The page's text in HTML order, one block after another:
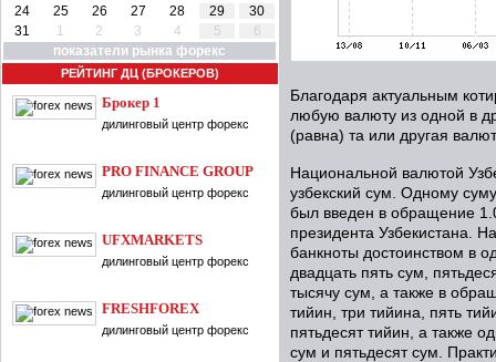
24
25 26 27 28 29
30
31
1 2 3 4 5
6
показатели рынка форекс
РЕЙТИНГ ДЦ (БРОКЕРОВ)
Брокер 1
дилинговый центр форекс
PRO FINANCE GROUP
дилинговый центр форекс
UFXMARKETS
дилинговый центр форекс
FRESHFOREX
дилинговый центр форекс
Благодаря актуальным
любую валюту из одной в
(равна) та или другая
Национальной валютой
узбекский сум. Одному
был введен в обращение
президента Узбекистана.
банкноты достоинством в
двадцать пять сум,
тысячу сум, а также в
тийин, три тийина, пять
пятьдесят тийин, а также
сум и пятьдесят сум.